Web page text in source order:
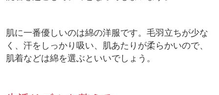
肌に一番優しいのは綿の洋服です。毛羽立ちが少な
く、汗をしっかり吸い、肌あたりが柔らかいので、
肌着などは綿を選ぶといいでしょう。